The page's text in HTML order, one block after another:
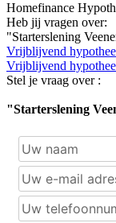
Homefinance
Heb jij vragen over:
"Starterslening
Vrijblijvend
Vrijblijvend
Stel je vraag over :
"Starterslening